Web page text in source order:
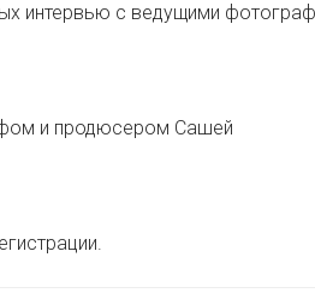
интервью с ведущими
и продюсером Сашей